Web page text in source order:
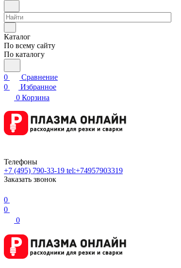
Каталог
По всему сайту
По каталогу
0
Сравнение
0
Избранное
0 Корзина
Телефоны
+7 (495) 790-33-19 tel:+74957903319
Заказать звонок
0
0
0